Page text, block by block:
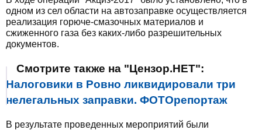
одном из сел области на автозаправке осуществляется
реализация горюче-смазочных материалов и
сжиженного газа без каких-либо разрешительных
документов.
Смотрите также на "Цензор.НЕТ":
Налоговики в Ровно ликвидировали три
нелегальных заправки. ФОТОрепортаж
В результате проведенных мероприятий были